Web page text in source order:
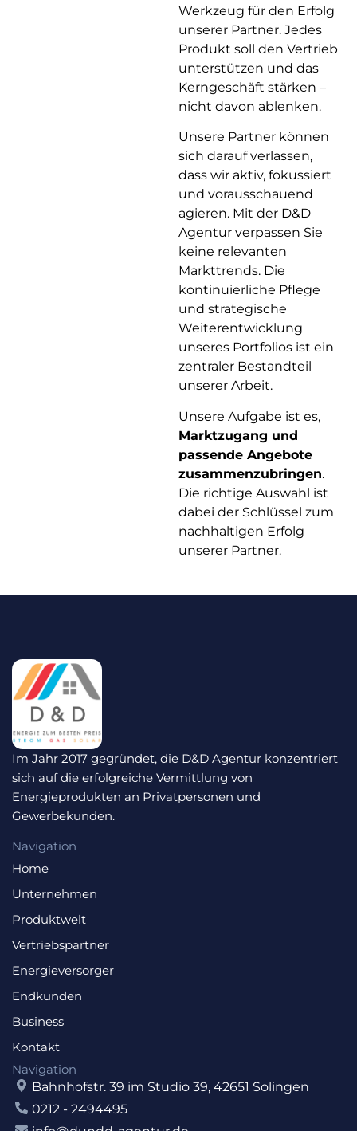
Werkzeug für den Erfolg
unserer Partner. Jedes
Produkt soll den Vertrieb
unterstützen und das
Kerngeschäft stärken –
nicht davon ablenken.
Unsere Partner können
sich darauf verlassen,
dass wir aktiv, fokussiert
und vorausschauend
agieren. Mit der D&D
Agentur verpassen Sie
keine relevanten
Markttrends. Die
kontinuierliche Pflege
und strategische
Weiterentwicklung
unseres Portfolios ist ein
zentraler Bestandteil
unserer Arbeit.
Unsere Aufgabe ist es,
Marktzugang und
passende Angebote
zusammenzubringen.
Die richtige Auswahl ist
dabei der Schlüssel zum
nachhaltigen Erfolg
unserer Partner.
Im Jahr 2017 gegründet, die D&D Agentur konzentriert
sich auf die erfolgreiche Vermittlung von
Energieprodukten an Privatpersonen und
Gewerbekunden.
Navigation
Home
Unternehmen
Produktwelt
Vertriebspartner
Energieversorger
Endkunden
Business
Kontakt
Navigation
Bahnhofstr. 39 im Studio 39, 42651 Solingen
0212 - 2494495